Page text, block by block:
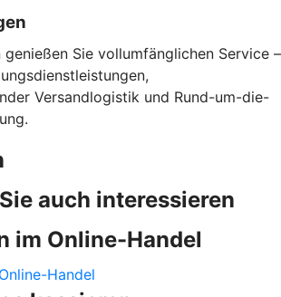
Sie vollumfänglichen Service –
Versandlogistik und Rund-um-die-
auch interessieren
im Online-Handel
Handel